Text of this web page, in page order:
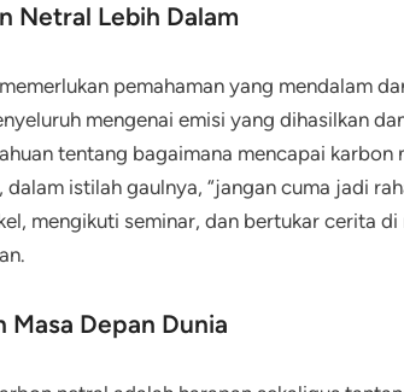
Netral Lebih Dalam
pemahaman yang mendalam
mengenai emisi yang dihasilkan
tentang bagaimana mencapai
dalam istilah gaulnya, “jangan cuma jadi
mengikuti seminar, dan bertukar cerita
Masa Depan Dunia